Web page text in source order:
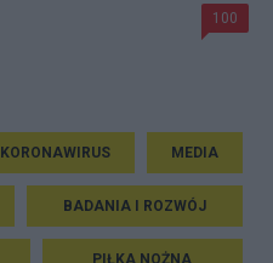
100
KORONAWIRUS MEDIA
BADANIA I ROZWÓJ
PIŁKA NOŻNA